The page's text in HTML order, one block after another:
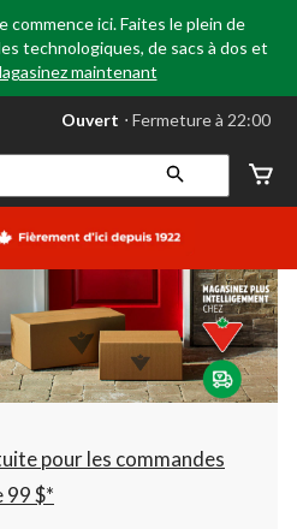
ici. Faites le plein de
technologiques, de sacs à dos et
maintenant
votre
préféré
Leduc,
AB,
courament
Fermeture
à
22:00
cliquer
pour
changer
Ouvert ⋅ Fermeture à 22:00
pour les commandes
99 $*